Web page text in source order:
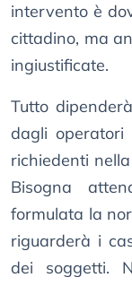
intervento è
cittadino, ma
ingiustificate.
Tutto
dagli
richiedenti
Bisogna
formulata la
riguarderà i
dei soggetti.